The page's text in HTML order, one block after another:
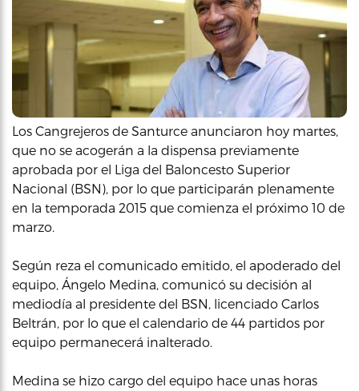
Los Cangrejeros de Santurce anunciaron hoy martes,
que no se acogerán a la dispensa previamente
aprobada por el Liga del Baloncesto Superior
Nacional (BSN), por lo que participarán plenamente
en la temporada 2015 que comienza el próximo 10 de
marzo.
Según reza el comunicado emitido, el apoderado del
equipo, Ángelo Medina, comunicó su decisión al
mediodía al presidente del BSN, licenciado Carlos
Beltrán, por lo que el calendario de 44 partidos por
equipo permanecerá inalterado.
Medina se hizo cargo del equipo hace unas horas